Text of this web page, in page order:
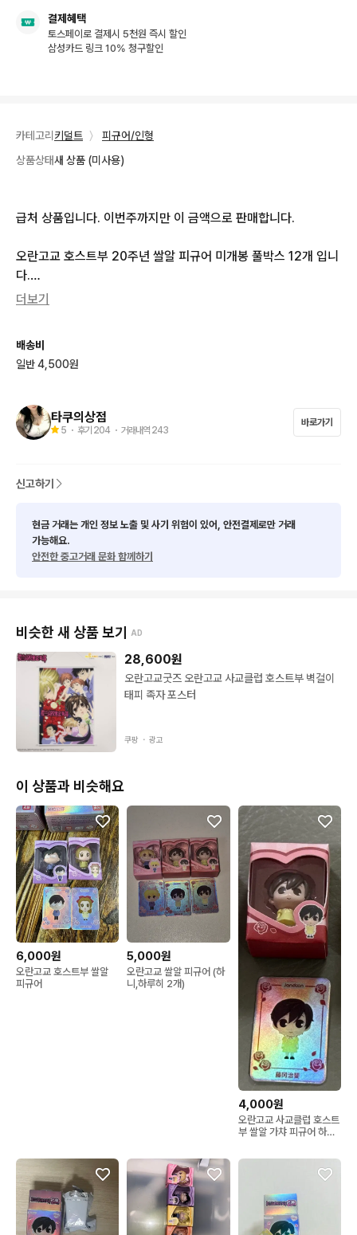
결제혜택
토스페이로 결제시 5천원 즉시 할인
삼성카드 링크 10% 청구할인
카테고리 키덜트 〉
피규어/인형
상품상태새 상품 (미사용)
급처 상품입니다. 이번주까지만 이 금액으로 판매합니다.
오란고교 호스트부 20주년 쌀알 피규어 미개봉 풀박스 12개 입니
다.
미개봉이라 시크릿이 나올 수도 있습니다.
별도 문의사항이 없으시면 바로 안전결제 부탁드려요~
더보기
배송비
일반 4,500원
타쿠의상점
5 ・ 후기 204 ・ 거래내역 243
바로가기
신고하기
현금 거래는 개인 정보 노출 및 사기 위험이 있어, 안전결제로만 거래
가능해요.
안전한 중고거래 문화 함께하기
비슷한 새 상품 보기 AD
28,600원
오란고교굿즈 오란고교 사교클럽 호스트부 벽걸이
태피 족자 포스터
쿠팡 ・ 광고
이 상품과 비슷해요
6,000원
오란고교 호스트부 쌀알
피규어
5,000원
오란고교 쌀알 피규어 (하
니,하루히 2개)
4,000원
오란고교 사교클럽 호스트
부 쌀알 가챠 피규어 하루